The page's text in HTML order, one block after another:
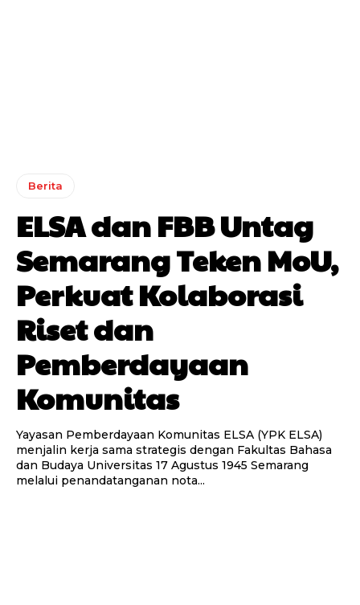
Berita
ELSA dan FBB Untag
Semarang Teken MoU,
Perkuat Kolaborasi
Riset dan
Pemberdayaan
Komunitas
Yayasan Pemberdayaan Komunitas ELSA (YPK ELSA)
menjalin kerja sama strategis dengan Fakultas Bahasa
dan Budaya Universitas 17 Agustus 1945 Semarang
melalui penandatanganan nota...